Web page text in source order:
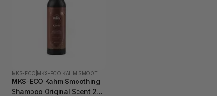
MKS-ECO
MKS-ECO Kahm Smoothing
Shampoo Original Scent 296